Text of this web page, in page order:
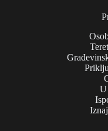
U